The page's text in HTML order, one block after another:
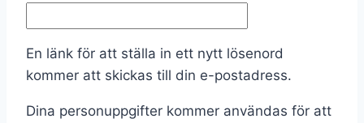
En länk för att ställa in ett nytt lösenord
kommer att skickas till din e-postadress.
Dina personuppgifter kommer användas för att